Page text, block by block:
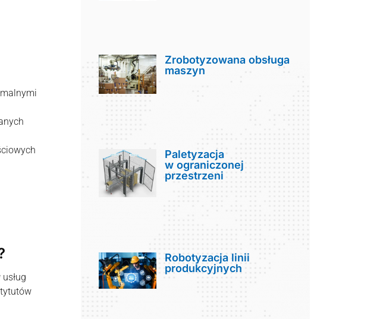
Zrobotyzowana obsługa
maszyn
Paletyzacja
w ograniczonej
przestrzeni
Robotyzacja linii
produkcyjnych